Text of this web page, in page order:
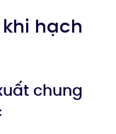
hạch
chung